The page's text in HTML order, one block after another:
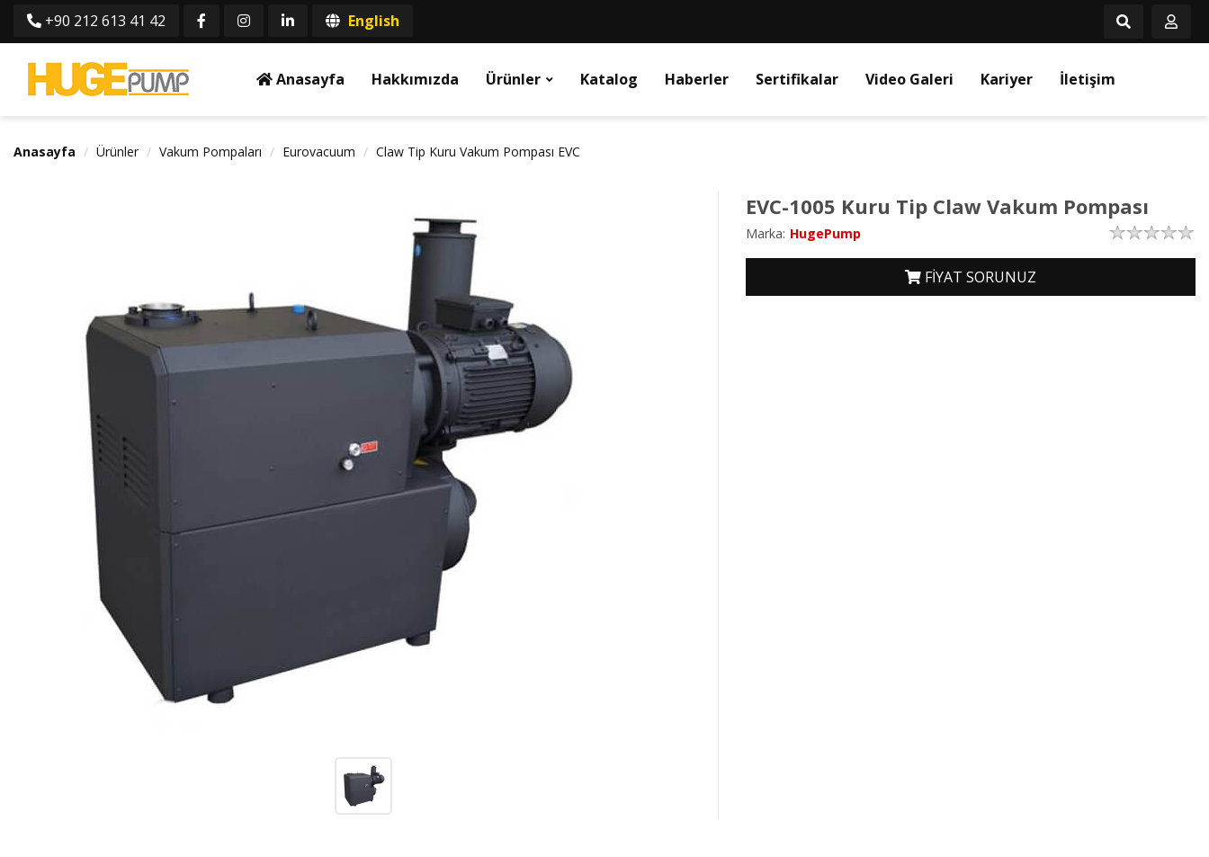
+90 212 613 41 42 English
Anasayfa Hakkımızda Ürünler Katalog Haberler Sertifikalar Video Galeri Kariyer İletişim
Anasayfa Ürünler Vakum Pompaları Eurovacuum Claw Tip Kuru Vakum Pompası EVC
EVC-1005 Kuru Tip Claw Vakum Pompası
Marka: HugePump
FİYAT SORUNUZ